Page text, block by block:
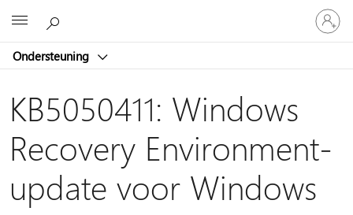
Ondersteuning
Meld
je
aan
je
KB5050411: Windows
Recovery Environment-
update voor Windows